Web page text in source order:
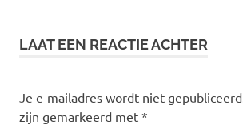
LAAT EEN REACTIE ACHTER
Je e-mailadres wordt niet gepubliceerd.
zijn gemarkeerd met *